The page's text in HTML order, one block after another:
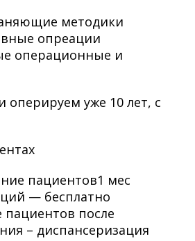
методики
опреации
операционные и
оперируем уже 10 лет, с
пациентов1 мес
— бесплатно
после
– диспансеризация